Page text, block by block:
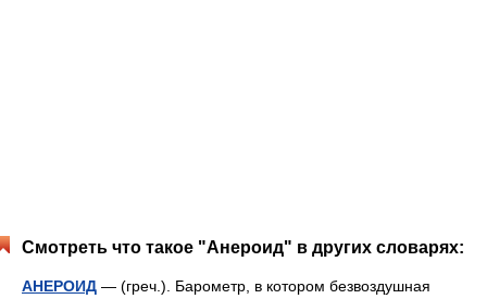
Смотреть что такое "Анероид" в других словарях:
АНЕРОИД — (греч.). Барометр, в котором безвоздушная